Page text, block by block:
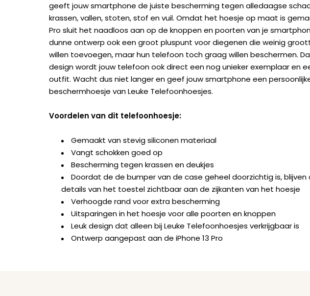
geeft jouw smartphone de juiste bescherming tegen alledaagse
krassen, vallen, stoten, stof en vuil. Omdat het hoesje op maat is
Pro sluit het naadloos aan op de knoppen en poorten van je
dunne ontwerp ook een groot pluspunt voor diegenen die weinig
willen toevoegen, maar hun telefoon toch graag willen beschermen.
design wordt jouw telefoon ook direct een nog unieker exemplaar en
outfit. Wacht dus niet langer en geef jouw smartphone een
beschermhoesje van Leuke Telefoonhoesjes.
Voordelen van dit telefoonhoesje:
Gemaakt van stevig siliconen materiaal
Vangt schokken goed op
Bescherming tegen krassen en deukjes
Doordat de de bumper van de case geheel doorzichtig is, blijven
details van het toestel zichtbaar aan de zijkanten van het hoesje
Verhoogde rand voor extra bescherming
Uitsparingen in het hoesje voor alle poorten en knoppen
Leuk design dat alleen bij Leuke Telefoonhoesjes verkrijgbaar is
Ontwerp aangepast aan de iPhone 13 Pro